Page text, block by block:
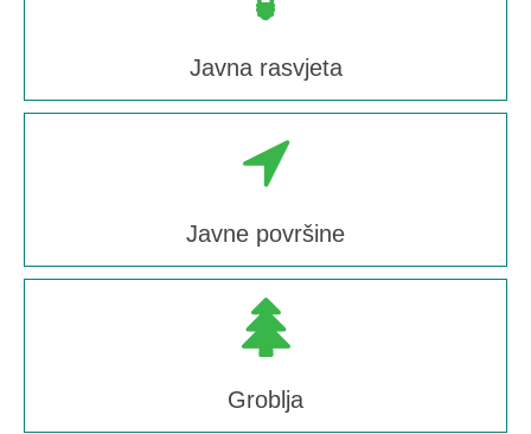
Javna rasvjeta
Javne površine
Groblja